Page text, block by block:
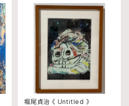
堀尾貞治 《 Untitled 》